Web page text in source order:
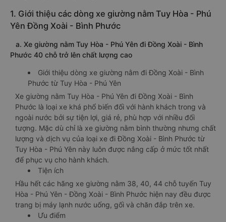
1. Giới thiệu các dòng xe giường nằm Tuy Hòa - Phú
Yên Đồng Xoài - Bình Phước
a. Xe giường nằm Tuy Hòa - Phú Yên đi Đồng Xoài - Bình
Phước 40 chỗ trở lên chất lượng cao
Giới thiệu dòng xe giường nằm đi Đồng Xoài - Bình
Phước từ Tuy Hòa - Phú Yên
Xe giường nằm Tuy Hòa - Phú Yên đi Đồng Xoài - Bình
Phước là loại xe khá phổ biến đối với hành khách trong và
ngoài nước bởi sự tiện lợi, giá rẻ, phù hợp với nhiều đối
tượng. Mặc dù chỉ là xe giường nằm bình thường nhưng chất
lượng và dịch vụ của loại xe đi Đồng Xoài - Bình Phước từ
Tuy Hòa - Phú Yên này luôn được nâng cấp ở mức tốt nhất
để phục vụ cho hành khách.
Tiện ích
Hầu hết các hãng xe giường nằm 38, 40, 44 chỗ tuyến Tuy
Hòa - Phú Yên - Đồng Xoài - Bình Phước hiện nay đều được
trang bị máy lạnh nước uống, gối và chăn đắp trên xe.
Ưu điểm